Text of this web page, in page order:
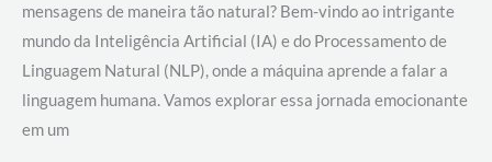
mensagens de maneira tão natural? Bem-vindo ao intrigante
mundo da Inteligência Artificial (IA) e do Processamento de
Linguagem Natural (NLP), onde a máquina aprende a falar a
linguagem humana. Vamos explorar essa jornada emocionante
em um